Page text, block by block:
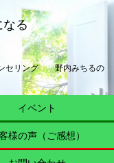
なる
ンセリング 野内みちるの
イベント
様の声（ご感想）